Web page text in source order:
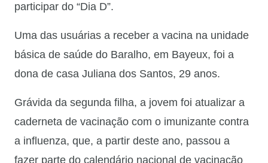
participar do “Dia D”.
Uma das usuárias a receber a vacina na unidade
básica de saúde do Baralho, em Bayeux, foi a
dona de casa Juliana dos Santos, 29 anos.
Grávida da segunda filha, a jovem foi atualizar a
caderneta de vacinação com o imunizante contra
a influenza, que, a partir deste ano, passou a
fazer parte do calendário nacional de vacinação